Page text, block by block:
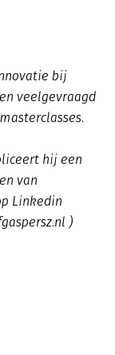
bij
veelgevraagd
hij een
van
Linkedin
)